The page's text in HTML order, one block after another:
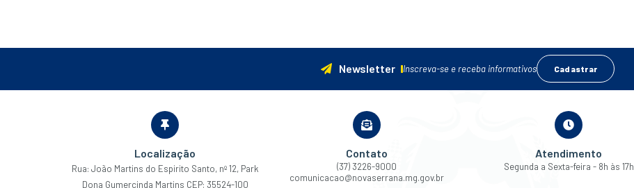
Newsletter Inscreva-se e receba informativos Cadastrar
Localização
Rua: João Martins do Espirito Santo, nº 12, Park
Dona Gumercinda Martins CEP: 35524-100
Contato
(37) 3226-9000
comunicacao@novaserrana.mg.gov.br
Atendimento
Segunda a Sexta-feira - 8h às 17h